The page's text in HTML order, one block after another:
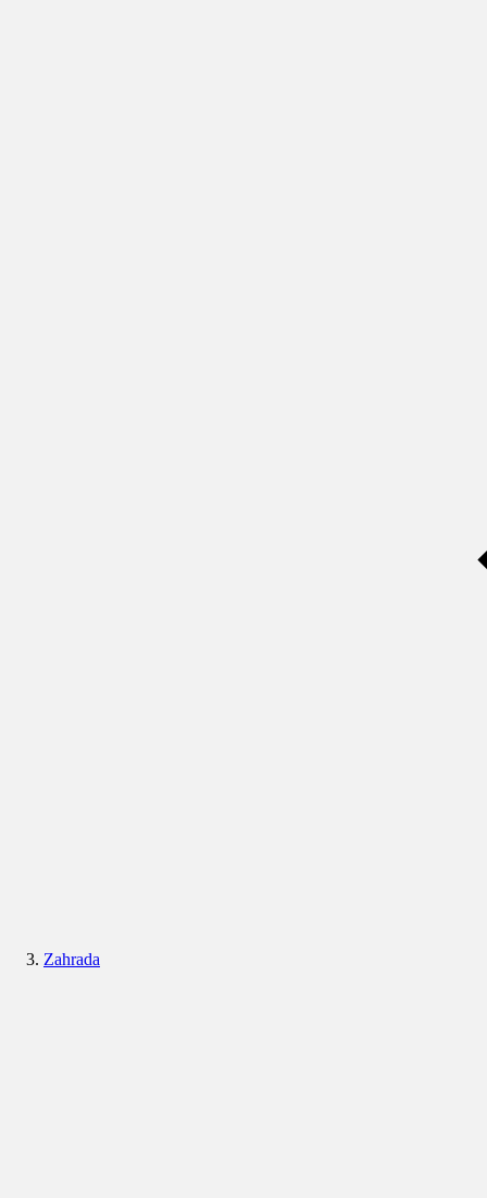
Zahrada